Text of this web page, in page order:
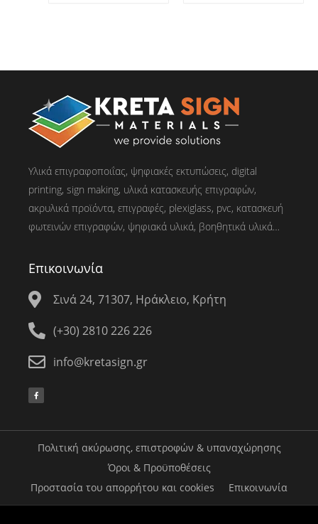
Υλικά επιγραφοποιΐας, ψηφιακές εκτυπώσεις, digital
printing, sign making, υλικά κατασκευής επιγραφών,
ακρυλικά προϊόντα, επιγραφές, plexiglass, pvc, κατασκευή
φωτεινών επιγραφών, ψηφιακά υλικά, βοηθητικά υλικά…
Επικοινωνία
Σινά 24, 71307, Ηράκλειο, Κρήτη
(+30) 2810 226 226
info@kretasign.gr
Πολιτική ακύρωσης, επιστροφών & υπαναχώρησης
Όροι & Προϋποθέσεις
Προστασία του απορρήτου και cookies
Επικοινωνία